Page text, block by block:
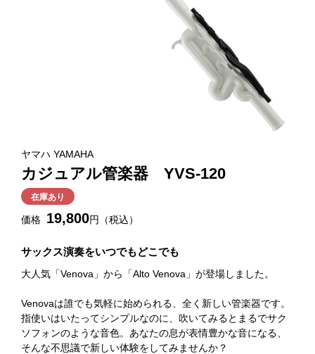
ヤマハ YAMAHA
カジュアル管楽器 YVS-120
在庫あり
価格 19,800円（税込）
サックス演奏をいつでもどこでも
大人気「Venova」から「Alto Venova」が登場しました。
Venovaは誰でも気軽に始められる、全く新しい管楽器です。
指使いはいたってシンプルなのに、吹いてみるとまるでサク
ソフォンのような音色。あなたの息が表情豊かな音になる、
そんな不思議で新しい体験をしてみませんか？